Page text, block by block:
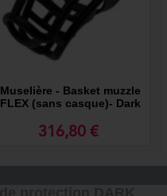
Muselière - Basket muzzle
FLEX (sans casque)- Dark
316,80 €